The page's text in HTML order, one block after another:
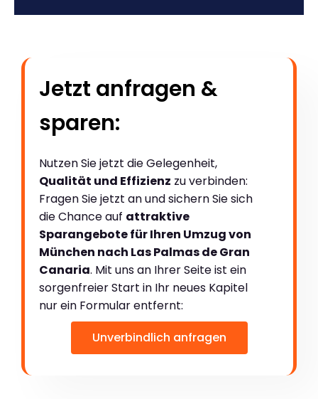
Jetzt anfragen &
sparen:
Nutzen Sie jetzt die Gelegenheit,
Qualität und Effizienz zu verbinden:
Fragen Sie jetzt an und sichern Sie sich
die Chance auf attraktive
Sparangebote für Ihren Umzug von
München nach Las Palmas de Gran
Canaria. Mit uns an Ihrer Seite ist ein
sorgenfreier Start in Ihr neues Kapitel
nur ein Formular entfernt:
Unverbindlich anfragen